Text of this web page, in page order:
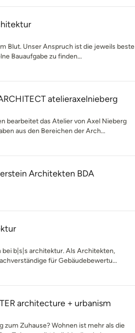
Blut. Unser Anspruch ist die jeweils beste
Bauaufgabe zu finden...
atelieraxelnieberg
bearbeitet das Atelier von Axel Nieberg
aus den Bereichen der Arch...
Architekten BDA
b|s|s architektur. Als Architekten,
für Gebäudebewertu...
architecture + urbanism
zum Zuhause? Wohnen ist mehr als die